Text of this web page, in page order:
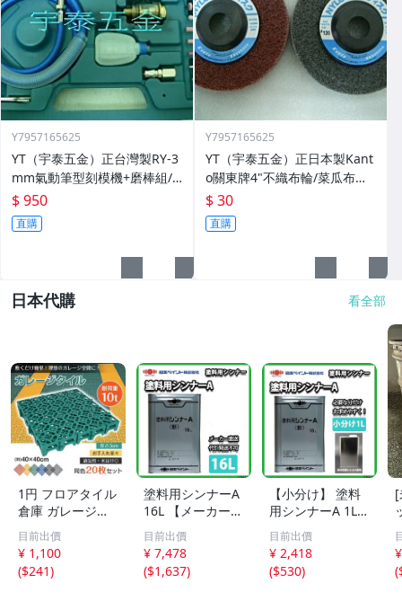
Y7957165625
YT（宇泰五金）正台灣製RY-3
mm氣動筆型刻模機+磨棒組/5
6000轉/品質保證/現正特價中
$ 950
直購
Y7957165625
YT（宇泰五金）正日本製Kant
o關東牌4"不織布輪/菜瓜布輪/
比一般市售耐用3~5倍/清倉大
特賣
$ 30
直購
日本代購 看全部
1円 フロアタイル
倉庫 ガレージタ
イル タイル ガレ
ージマット 床タ
イル ガレージ 床
マット フロアマ
目前出價
¥ 1,100
($241)
塗料用シンナーA
16L 【メーカー直
送便/代引不可】
日本ペイント 塗
料 Z03
目前出價
¥ 7,478
($1,637)
【小分け】 塗料
用シンナーA 1L
【メーカー直送
便/代引不可】 日
本ペイント 塗料
Z25
目前出價
¥ 2,418
($530)
[
(